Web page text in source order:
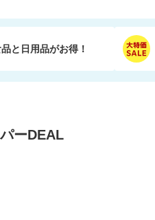
と日用品がお得！
ーDEAL